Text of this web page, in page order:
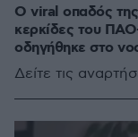
Ο viral οπαδός της
κερκίδες του
οδηγήθηκε στο
Δείτε τις